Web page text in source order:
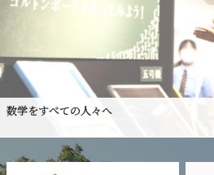
数学をすべての人々へ